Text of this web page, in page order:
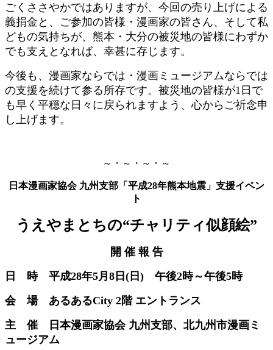
ごくささやかではありますが、今回の売り上げによる
義捐金と、ご参加の皆様・漫画家の皆さん、そして私
どもの気持ちが、熊本・大分の被災地の皆様にわずか
でも支えとなれば、幸甚に存じます。
今後も、漫画家ならでは・漫画ミュージアムならでは
の支援を続けて参る所存です。被災地の皆様が1日で
も早く平穏な日々に戻られますよう、心からご祈念申
し上げます。
～・～・～・～
日本漫画家協会 九州支部「平成28年熊本地震」支援イベン
ト
うえやまとちの“チャリティ似顔絵”
開 催 報 告
日 時 平成28年5月8日(日) 午後2時～午後5時
会 場 あるあるCity 2階 エントランス
主 催 日本漫画家協会 九州支部、北九州市漫画ミ
ュージアム